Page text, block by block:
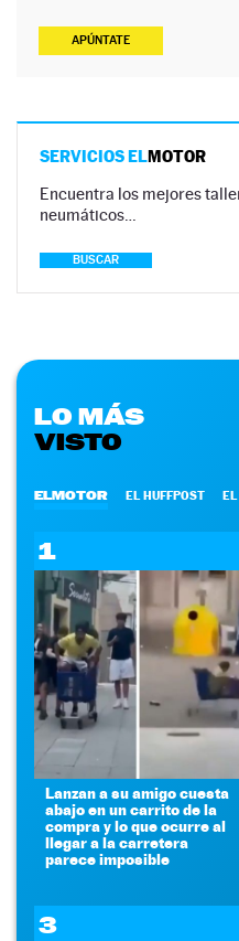
APÚNTATE
SERVICIOS ELMOTOR
Encuentra los mejores
neumáticos…
BUSCAR
LO MÁS
VISTO
ELMOTOR EL HUFFPOST
1
Lanzan a su amigo cuesta
abajo en un carrito de la
compra y lo que ocurre al
llegar a la carretera
parece imposible
3